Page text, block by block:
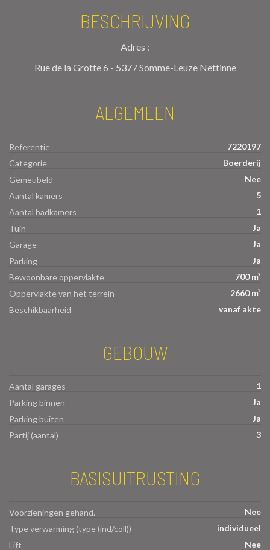
BESCHRIJVING
Adres :
Rue de la Grotte 6 - 5377 Somme-Leuze Nettinne
ALGEMEEN
Referentie
7220197
Categorie
Boerderij
Gemeubeld
Nee
Aantal kamers
5
Aantal badkamers
1
Tuin
Ja
Garage
Ja
Parking
Ja
Bewoonbare oppervlakte
700 m²
Oppervlakte van het terrein
2660 m²
Beschikbaarheid
vanaf akte
GEBOUW
Aantal garages
1
Parking binnen
Ja
Parking buiten
Ja
Partij (aantal)
3
BASISUITRUSTING
Voorzieningen gehand.
Nee
Type verwarming (type (ind/coll))
individueel
Lift
Nee